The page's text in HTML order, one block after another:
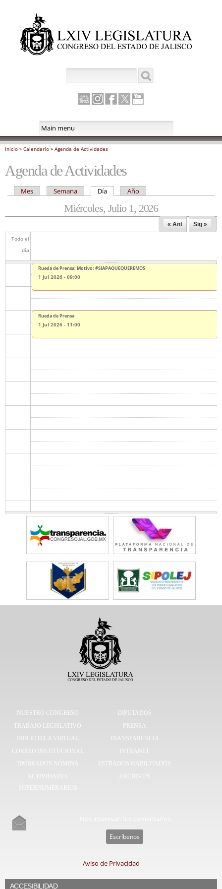
principal
Canal
Instagram
Facebook
Twitter
Se encuentra usted aquí
Inicio » Calendario » Agenda de Actividades
Agenda de Actividades
Solapas principales
Mes Semana Día (solapa activa)
Año
Miércoles, Julio 1, 2026
« Ant Sig »
Todo el
día
Antes de
Rueda de Prensa: Motivo: #SIAPAQUEQUEREMOS
1 Jul 2026 - 09:00
Rueda de Prensa
1 Jul 2026 - 11:00
NUESTRO CONGRESO
DIPUTADOS
TRABAJO LEGISLATIVO
PRENSA
BIBLIOTECA VIRTUAL
TRANSPARENCIA
CORREO INSTITUCIONAL
INTRANET
TIMBRADOS NÓMINA
ESTRADOS HABILITADOS
ACTIVIDADES
SUPERNUMERARIOS
ARCHIVOS
Escríbenos
Aviso de Privacidad
ACCESIBILIDAD